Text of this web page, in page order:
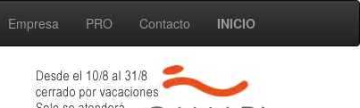
Empresa PRO Contacto INICIO